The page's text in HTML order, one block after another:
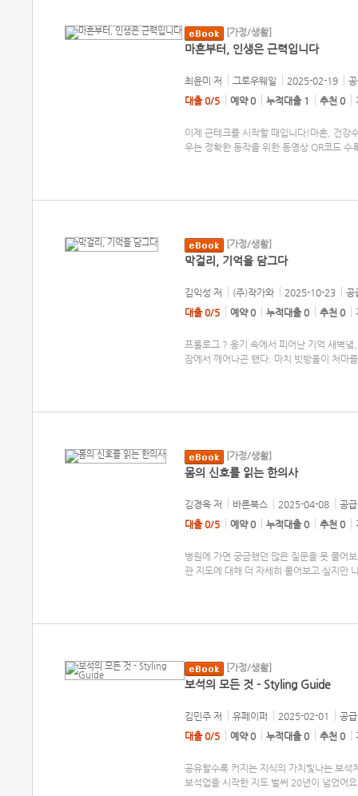
[가정/생활]
마흔부터, 인생은 근력입니다
최윤미 저 그로우웨일 2025-02-19
대출 0/5
예약 0 누적대출 1 추천 0
이제 근테크를 시작할 때입니다!마흔, 건강
우는 정확한 동작을 위한 동영상 QR코드 수
[가정/생활]
막걸리, 기억을 담그다
김익성 저 (주)작가와 2025-10-23
공
대출 0/5
예약 0 누적대출 0 추천 0
프롤로그 ? 옹기 속에서 피어난 기억 새벽
잠에서 깨어나곤 했다. 마치 빗방울이 처마
[가정/생활]
몸의 신호를 읽는 한의사
김경옥 저 바른북스 2025-04-08
공
대출 0/5
예약 0 누적대출 0 추천 0
병원에 가면 궁금했던 많은 질문을 못 물어
관 지도에 대해 더 자세히 물어보고 싶지만
[가정/생활]
보석의 모든 것 - Styling Guide
김민주 저 유페이퍼 2025-02-01
공
대출 0/5
예약 0 누적대출 0 추천 0
공유할수록 커지는 지식의 가치빛나는 보
보석업을 시작한 지도 벌써 20년이 넘었어